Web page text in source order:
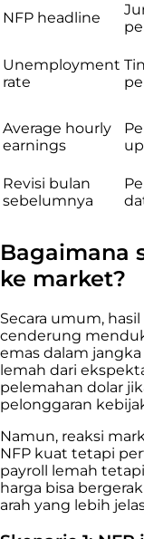
NFP headline
Unemployment
rate
Average hourly
earnings
Revisi bulan
sebelumnya
Bagaimana
ke market?
Secara umum,
cenderung
emas dalam
lemah dari
pelemahan dolar
pelonggaran
Namun, reaksi
NFP kuat tetapi
payroll lemah
harga bisa
arah yang lebih